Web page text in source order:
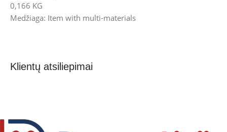
0,166 KG
Medžiaga: Item with multi-materials
Klientų atsiliepimai